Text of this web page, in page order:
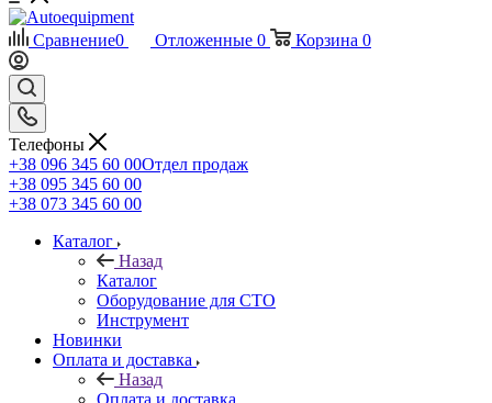
Сравнение0 Отложенные 0 Корзина 0
Телефоны
+38 096 345 60 00Отдел продаж
+38 095 345 60 00
+38 073 345 60 00
Каталог
Назад
Каталог
Оборудование для СТО
Инструмент
Новинки
Оплата и доставка
Назад
Оплата и доставка